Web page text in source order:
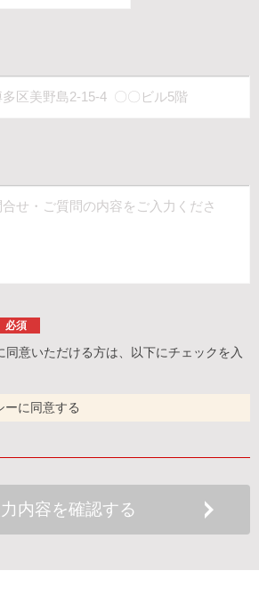
必須
同意いただける方は、以下にチェックを入
ーに同意する